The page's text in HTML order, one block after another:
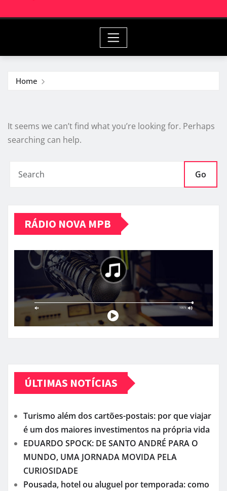
Home
It seems we can’t find what you’re looking for. Perhaps
searching can help.
Go
RÁDIO NOVA MPB
ÚLTIMAS NOTÍCIAS
Turismo além dos cartões-postais: por que viajar
é um dos maiores investimentos na própria vida
EDUARDO SPOCK: DE SANTO ANDRÉ PARA O
MUNDO, UMA JORNADA MOVIDA PELA
CURIOSIDADE
Pousada, hotel ou aluguel por temporada: como